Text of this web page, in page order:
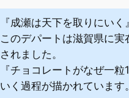
『成瀬は天下を取りにい
このデパートは滋賀県に
されました。
『チョコレートがなぜ一
いく過程が描かれています。